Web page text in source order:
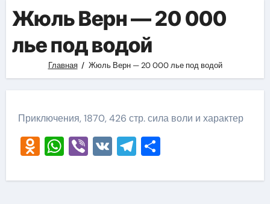
Жюль Верн — 20 000
лье под водой
Главная Жюль Верн — 20 000 лье под водой
Приключения, 1870, 426 стр. сила воли и характер
Odnoklassniki
WhatsApp
Viber
VKTelegram
Отправить